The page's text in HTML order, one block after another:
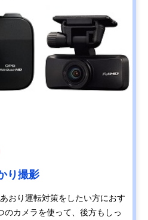
り撮影
おり運転対策をしたい方におす
のカメラを使って、後方もしっ